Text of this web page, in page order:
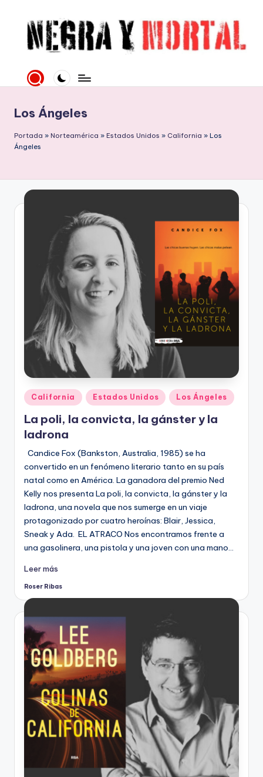
contenido
e
r
a
M
o
literaria
la
Novela
Negra
Los Ángeles
Portada » Norteamérica » Estados Unidos » California » Los
Ángeles
Publicado
en
California Estados Unidos Los Ángeles
La poli, la convicta, la gánster y la
ladrona
Candice Fox (Bankston, Australia, 1985) se ha
convertido en un fenómeno literario tanto en su país
natal como en América. La ganadora del premio Ned
Kelly nos presenta La poli, la convicta, la gánster y la
ladrona, una novela que nos sumerge en un viaje
protagonizado por cuatro heroínas: Blair, Jessica,
Sneak y Ada. EL ATRACO Nos encontramos frente a
una gasolinera, una pistola y una joven con una mano…
Leer más
Publicado
por
Roser Ribas